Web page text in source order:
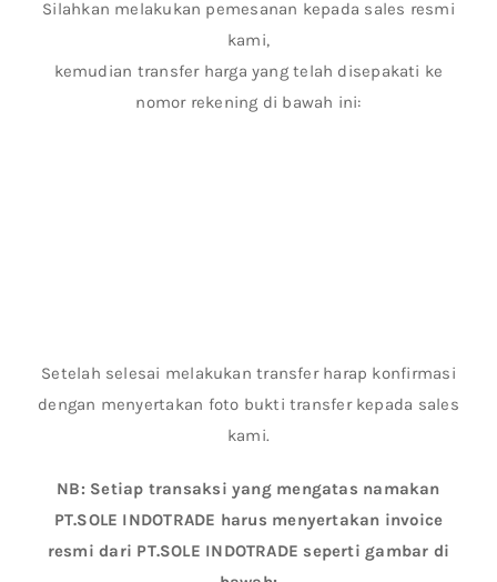
Silahkan melakukan pemesanan kepada sales resmi
kami,
kemudian transfer harga yang telah disepakati ke
nomor rekening di bawah ini:
Setelah selesai melakukan transfer harap konfirmasi
dengan menyertakan foto bukti transfer kepada sales
kami.
NB: Setiap transaksi yang mengatas namakan
PT.SOLE INDOTRADE harus menyertakan invoice
resmi dari PT.SOLE INDOTRADE seperti gambar di